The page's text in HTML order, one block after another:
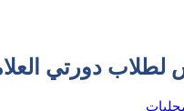
لطلاب دورتي